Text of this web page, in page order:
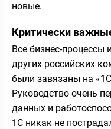
новые.
Критически
Все бизнес-процессы
других российских
были завязаны на
Руководство очень
данных и
1С никак не